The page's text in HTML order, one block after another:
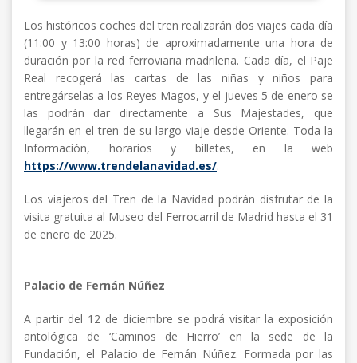
Los históricos coches del tren realizarán dos viajes cada día
(11:00 y 13:00 horas) de aproximadamente una hora de
duración por la red ferroviaria madrileña. Cada día, el Paje
Real recogerá las cartas de las niñas y niños para
entregárselas a los Reyes Magos, y el jueves 5 de enero se
las podrán dar directamente a Sus Majestades, que
llegarán en el tren de su largo viaje desde Oriente. Toda la
Información, horarios y billetes, en la web
https://www.trendelanavidad.es/.
Los viajeros del Tren de la Navidad podrán disfrutar de la
visita gratuita al Museo del Ferrocarril de Madrid hasta el 31
de enero de 2025.
Palacio de Fernán Núñez
A partir del 12 de diciembre se podrá visitar la exposición
antológica de ‘Caminos de Hierro’ en la sede de la
Fundación, el Palacio de Fernán Núñez. Formada por las